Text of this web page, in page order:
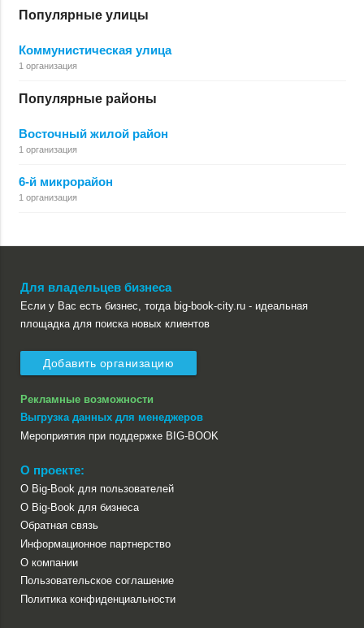
Популярные улицы
Коммунистическая улица
1 организация
Популярные районы
Восточный жилой район
1 организация
6-й микрорайон
1 организация
Для владельцев бизнеса
Если у Вас есть бизнес, тогда big-book-city.ru - идеальная
площадка для поиска новых клиентов
Добавить организацию
Рекламные возможности
Выгрузка данных для менеджеров
Мероприятия при поддержке BIG-BOOK
О проекте:
О Big-Book для пользователей
О Big-Book для бизнеса
Обратная связь
Информационное партнерство
О компании
Пользовательское соглашение
Политика конфиденциальности